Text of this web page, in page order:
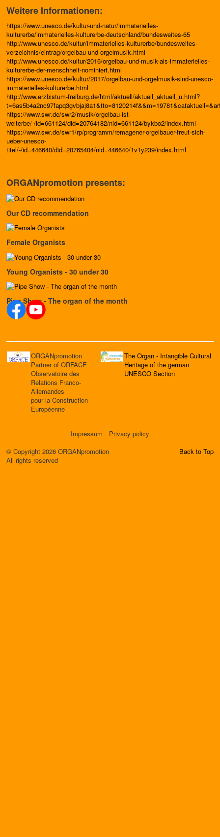
Weitere Informationen:
https://www.unesco.de/kultur-und-natur/immaterielles-
kulturerbe/immaterielles-kulturerbe-deutschland/bundesweites-65
http://www.unesco.de/kultur/immaterielles-kulturerbe/bundesweites-
verzeichnis/eintrag/orgelbau-und-orgelmusik.html
http://www.unesco.de/kultur/2016/orgelbau-und-musik-als-immaterielles-
kulturerbe-der-menschheit-nominiert.html
https://www.unesco.de/kultur/2017/orgelbau-und-orgelmusik-sind-unesco-
immaterielles-kulturerbe.html
http://www.erzbistum-freiburg.de/html/aktuell/aktuell_aktuell_u.html?
https://www.swr.de/swr2/musik/orgelbau-ist-
welterbe/-/id=661124/did=20764182/nid=661124/bykbo2/index.html
https://www.swr.de/swr1/rp/programm/remagener-orgelbauer-freut-sich-
ueber-unesco-
titel/-/id=446640/did=20765404/nid=446640/1v1y239/index.html
ORGANpromotion presents:
Our CD recommendation
Female Organists
Young Organists - 30 under 30
Pipe Show - The organ of the month
ORGANpromotion
Partner of ORFACE
Observatoire des
Relations Franco-
Allemandes
pour la Construction
Européenne
The Organ - Intangible Cultural
Heritage of the german
UNESCO Section
Impressum
Privacy policy
© Copyright 2026 ORGANpromotion
All rights reserved
Back to Top